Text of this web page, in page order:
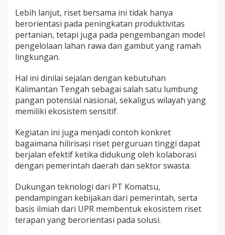
Lebih lanjut, riset bersama ini tidak hanya
berorientasi pada peningkatan produktivitas
pertanian, tetapi juga pada pengembangan model
pengelolaan lahan rawa dan gambut yang ramah
lingkungan.
Hal ini dinilai sejalan dengan kebutuhan
Kalimantan Tengah sebagai salah satu lumbung
pangan potensial nasional, sekaligus wilayah yang
memiliki ekosistem sensitif.
Kegiatan ini juga menjadi contoh konkret
bagaimana hilirisasi riset perguruan tinggi dapat
berjalan efektif ketika didukung oleh kolaborasi
dengan pemerintah daerah dan sektor swasta.
Dukungan teknologi dari PT Komatsu,
pendampingan kebijakan dari pemerintah, serta
basis ilmiah dari UPR membentuk ekosistem riset
terapan yang berorientasi pada solusi.